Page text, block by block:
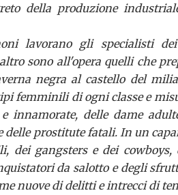
della produzione
lavorano gli specialisti
sono all'opera quelli che
negra al castello del
femminili di ogni classe e
innamorate, delle dame
delle prostitute fatali. In un
dei gangsterse dei cowboys,
da salotto e degli
nuove di delitti e intrecci di